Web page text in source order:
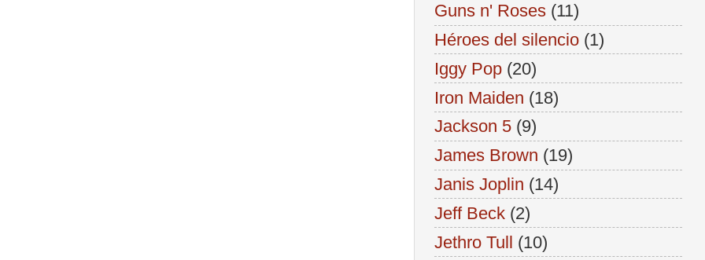
Guns n' Roses (11)
Héroes del silencio (1)
Iggy Pop (20)
Iron Maiden (18)
Jackson 5 (9)
James Brown (19)
Janis Joplin (14)
Jeff Beck (2)
Jethro Tull (10)